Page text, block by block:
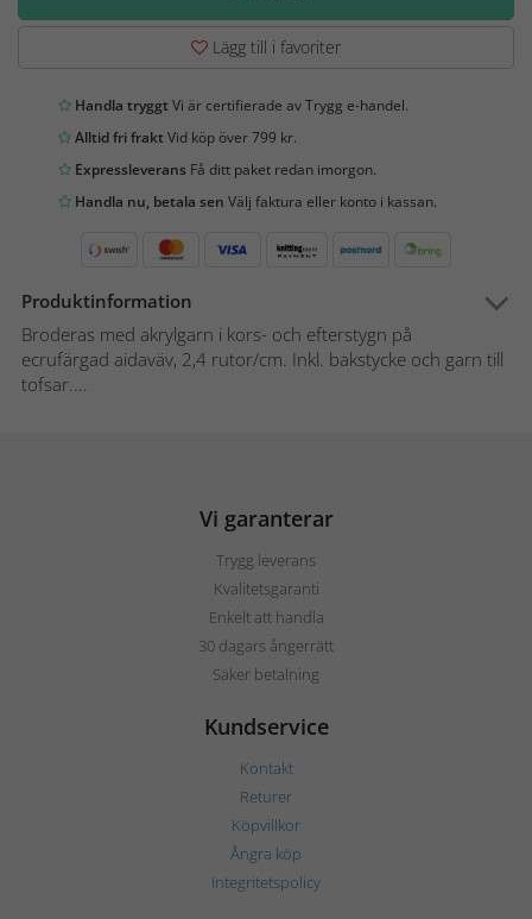
Lägg till i favoriter
Handla tryggtVi är certifierade av Trygg e-handel.
Alltid fri fraktVid köp över 799 kr.
Expressleverans Få ditt paket redan imorgon.
Handla nu, betala sen Välj faktura eller konto i kassan.
Produktinformation
Broderas med akrylgarn i kors- och efterstygn på
ecrufärgad aidaväv, 2,4 rutor/cm. Inkl. bakstycke och garn till
tofsar....
Vi garanterar
Trygg leverans
Kvalitetsgaranti
Enkelt att handla
30 dagars ångerrätt
Säker betalning
Kundservice
Kontakt
Returer
Köpvillkor
Ångra köp
Integritetspolicy